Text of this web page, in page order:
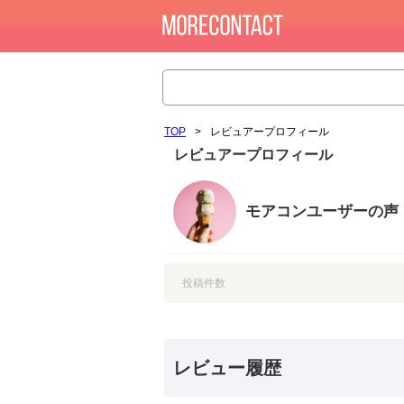
TOP > レビュアープロフィール
レビュアープロフィール
モアコンユーザーの声
投稿件数
レビュー履歴